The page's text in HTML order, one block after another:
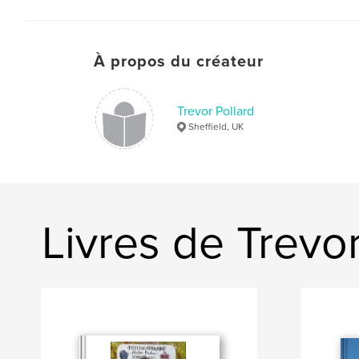
À propos du créateur
Trevor Pollard
Sheffield, UK
Livres de